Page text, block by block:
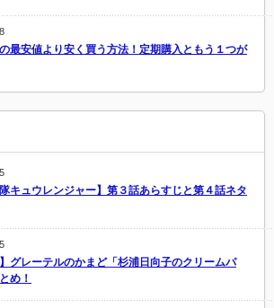
最安値より安く買う方法！定期購入ともう１つが
隊キュウレンジャー】第３話あらすじと第４話ネタ
】グレーテルのかまど「杉浦日向子のクリームパ
め！